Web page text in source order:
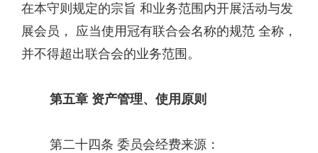
在本守则规定的宗旨 和业务范围内开展活动与发
展会员， 应当使用冠有联合会名称的规范 全称，
并不得超出联合会的业务范围。
第五章 资产管理、使用原则
第二十四条 委员会经费来源：